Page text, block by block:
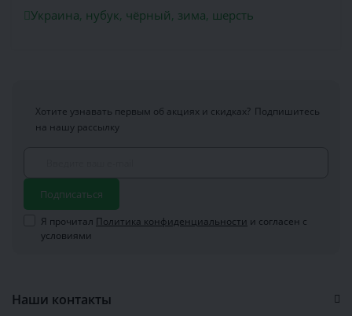
Украина, нубук, чёрный, зима, шерсть
Хотите узнавать первым об акциях и скидках? Подпишитесь
на нашу рассылку
Подписаться
Я прочитал Политика конфиденциальности и согласен с
условиями
Наши контакты